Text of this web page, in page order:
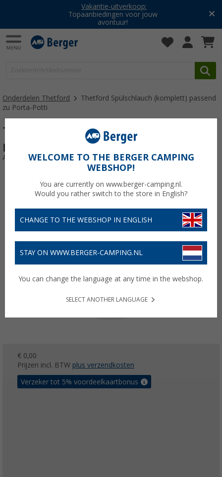
Vakantie-uitverkoop:
Topaanbiedingen voor jouw
avontuur!
Onderdelen Thetford
Thetford Spülschlauch (komplett) passend
zu Porta-Potti
Thetford Spülschlauch (komplett)
passend zu Porta-Potti
Artikelnr: Spuelschlauchkomplettweiss180043
€ 0,00
Prijzen incl. BTW plus verzendkosten
Verzeker tot 5% voordeelkaartbonus
WELCOME TO THE BERGER CAMPING
WEBSHOP!
You are currently on www.berger-camping.nl.
Would you rather switch to the store in English?
CHANGE TO THE WEBSHOP IN ENGLISH
STAY ON WWW.BERGER-CAMPING.NL
You can change the language at any time in the webshop.
SELECT ANOTHER LANGUAGE